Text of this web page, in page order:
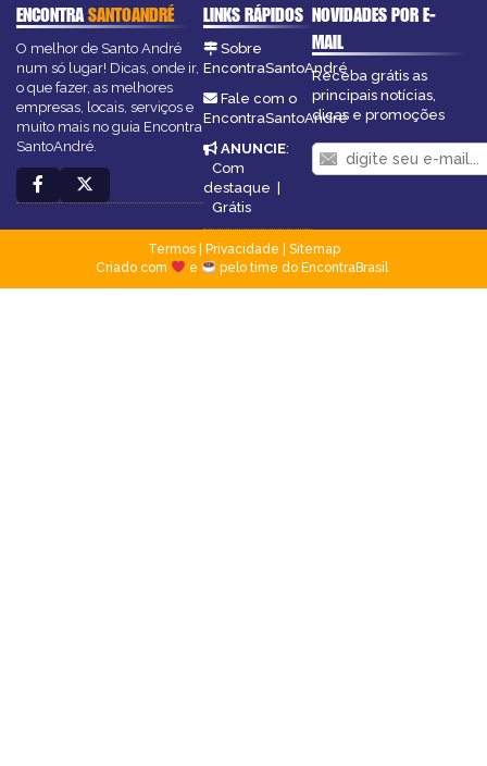
ENCONTRASANTOANDRÉ
O melhor de Santo André
num só lugar! Dicas, onde ir,
o que fazer, as melhores
empresas, locais, serviços e
muito mais no guia Encontra
SantoAndré.
LINKS RÁPIDOS
Sobre
EncontraSantoAndré
Fale com o
EncontraSantoAndré
ANUNCIE:
Com
destaque |
Grátis
NOVIDADES POR E-
MAIL
Receba grátis as
principais notícias,
dicas e promoções
Termos| Privacidade
Sitemap
Criado com
e pelo time do EncontraBrasil